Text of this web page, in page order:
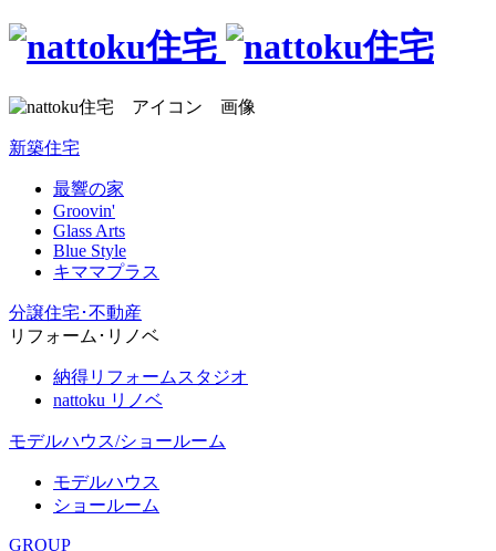
新築住宅
最響の家
Groovin'
Glass Arts
Blue Style
キママプラス
分譲住宅･不動産
リフォーム･リノベ
納得リフォームスタジオ
nattoku リノベ
モデルハウス/ショールーム
モデルハウス
ショールーム
GROUP